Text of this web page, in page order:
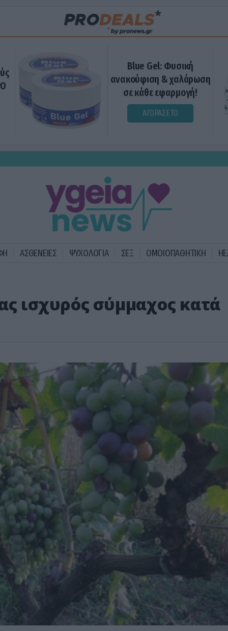
Blue Gel: Φυσική
ανακούφιση & χαλάρωση
σε κάθε εφαρμογή!
ΑΓΟΡΑΣΕ ΤΟ
ΑΣΘΕΝΕΙΕΣ ΨΥΧΟΛΟΓΙΑ ΣΕΞ ΟΜΟΙΟΠΑΘΗΤΙΚΗ
ισχυρός σύμμαχος κατά